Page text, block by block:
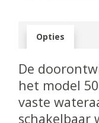
Opties
De
het model
vaste
schakelbaar